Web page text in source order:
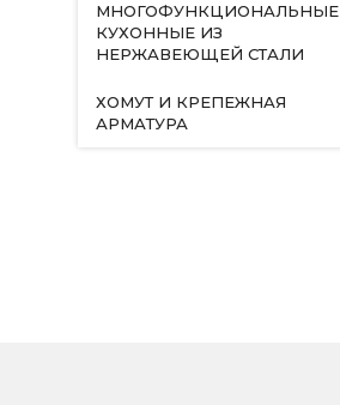
МНОГОФУНКЦИОНАЛЬНЫЕ
КУХОННЫЕ ИЗ
НЕРЖАВЕЮЩЕЙ СТАЛИ
ХОМУТ И КРЕПЕЖНАЯ
АРМАТУРА